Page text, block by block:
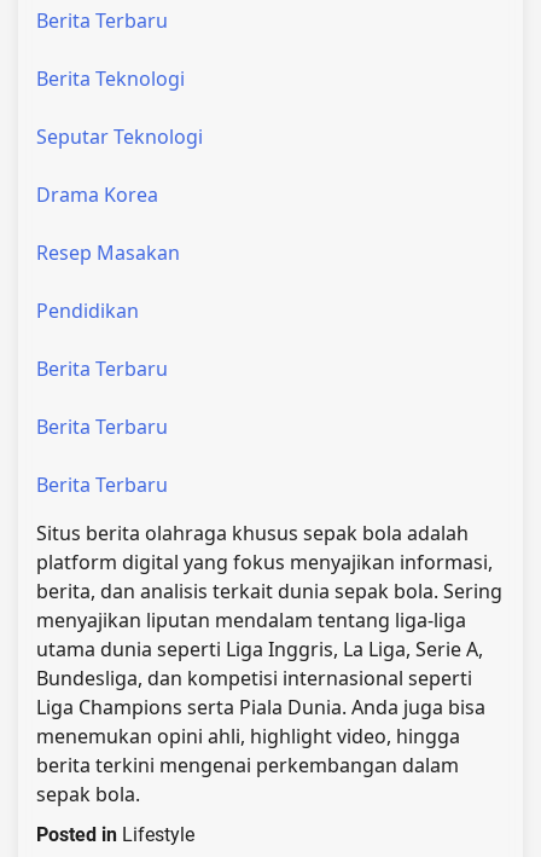
Berita Terbaru
Berita Teknologi
Seputar Teknologi
Drama Korea
Resep Masakan
Pendidikan
Berita Terbaru
Berita Terbaru
Berita Terbaru
Situs berita olahraga khusus sepak bola adalah
platform digital yang fokus menyajikan informasi,
berita, dan analisis terkait dunia sepak bola. Sering
menyajikan liputan mendalam tentang liga-liga
utama dunia seperti Liga Inggris, La Liga, Serie A,
Bundesliga, dan kompetisi internasional seperti
Liga Champions serta Piala Dunia. Anda juga bisa
menemukan opini ahli, highlight video, hingga
berita terkini mengenai perkembangan dalam
sepak bola.
Posted in Lifestyle